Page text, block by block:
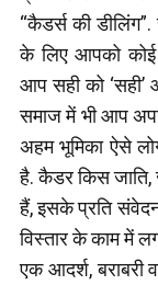
“कैडर्स की
के लिए आपको कोई
आप सही को ‘सही’
समाज में भी आप
अहम भूमिका ऐसे
है. कैडर किस जाति,
हैं, इसके प्रति
विस्तार के काम में
एक आदर्श, बराबरी